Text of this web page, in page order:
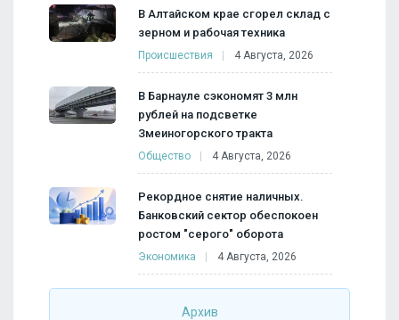
В Алтайском крае сгорел склад с
зерном и рабочая техника
Происшествия 4 Августа, 2026
В Барнауле сэкономят 3 млн
рублей на подсветке
Змеиногорского тракта
Общество 4 Августа, 2026
Рекордное снятие наличных.
Банковский сектор обеспокоен
ростом "серого" оборота
Экономика 4 Августа, 2026
Архив